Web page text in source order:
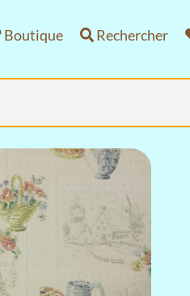
Boutique Rechercher